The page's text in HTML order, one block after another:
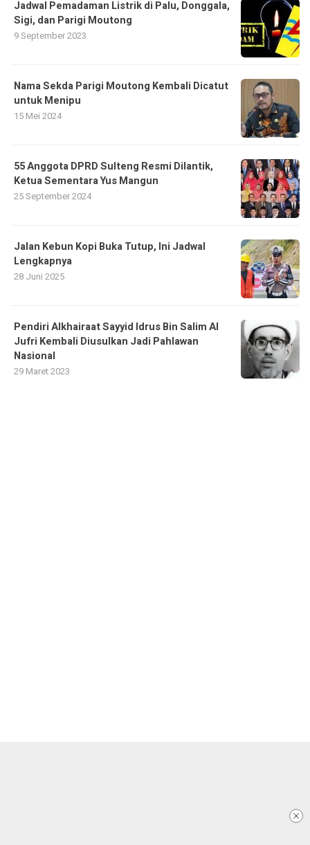
Jadwal Pemadaman Listrik di Palu, Donggala,
Sigi, dan Parigi Moutong
9 September 2023
Nama Sekda Parigi Moutong Kembali Dicatut
untuk Menipu
15 Mei 2024
55 Anggota DPRD Sulteng Resmi Dilantik,
Ketua Sementara Yus Mangun
25 September 2024
Jalan Kebun Kopi Buka Tutup, Ini Jadwal
Lengkapnya
28 Juni 2025
Pendiri Alkhairaat Sayyid Idrus Bin Salim Al
Jufri Kembali Diusulkan Jadi Pahlawan
Nasional
29 Maret 2023